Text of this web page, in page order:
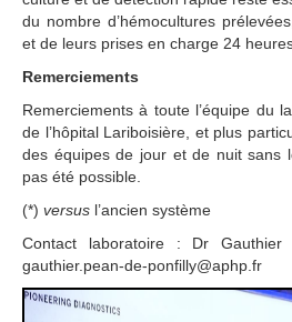
du nombre d’hémocultures
et de leurs prises en charge 24
Remerciements
Remerciements à toute l’équipe du
de l’hôpital Lariboisière, et plus
des équipes de jour et de nuit sans
pas été possible.
(*) versus l’ancien système
Contact laboratoire : Dr Gauthier
gauthier.pean-de-ponfilly@aphp.fr